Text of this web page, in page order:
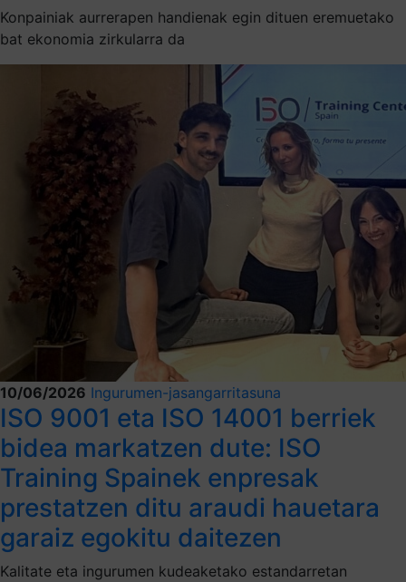
Konpainiak aurrerapen handienak egin dituen eremuetako
bat ekonomia zirkularra da
10/06/2026 Ingurumen-jasangarritasuna
ISO 9001 eta ISO 14001 berriek
bidea markatzen dute: ISO
Training Spainek enpresak
prestatzen ditu araudi hauetara
garaiz egokitu daitezen
Kalitate eta ingurumen kudeaketako estandarretan